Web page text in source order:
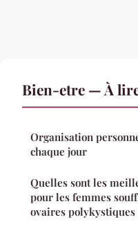
Bien-etre — À
Organisation
chaque jour
Quelles sont les
pour les femmes
ovaires polykystiques